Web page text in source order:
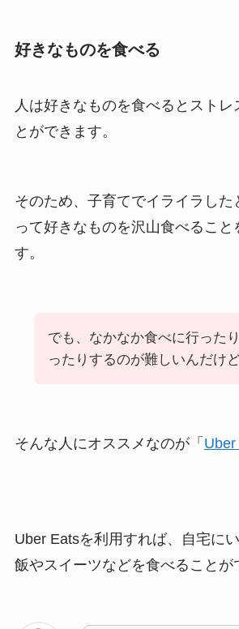
好きなものを食べる
人は好きなものを食べるとストレ
とができます。
そのため、子育てでイライラした
って好きなものを沢山食べること
す。
でも、なかなか食べに行った
ったりするのが難しいんだけ
そんな人にオススメなのが「
Uber Eatsを利用すれば、自宅に
飯やスイーツなどを食べることが